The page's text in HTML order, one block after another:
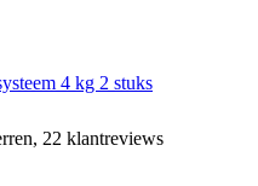
4 kg 2 stuks
22 klantreviews